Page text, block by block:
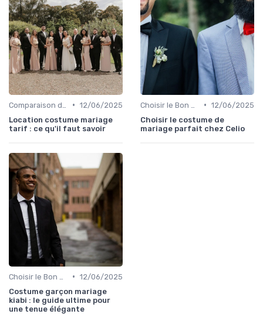
• 12/06/2025
Location costume mariage
tarif : ce qu'il faut savoir
• 12/06/2025
Choisir le costume de
mariage parfait chez Celio
• 12/06/2025
Costume garçon mariage
kiabi : le guide ultime pour
une tenue élégante